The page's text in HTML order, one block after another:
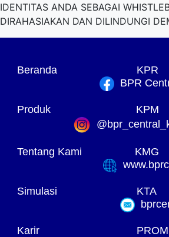
IDENTITAS ANDA SEBAGAI
DIRAHASIAKAN DAN DILINDUNGI
Beranda
KPR
BPR
Produk
KPM
Tentang Kami
KMG
Simulasi
KTA
Karir